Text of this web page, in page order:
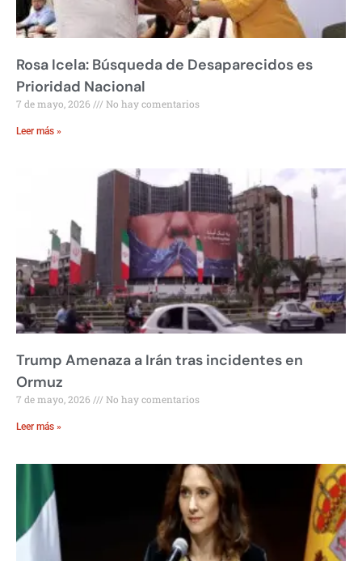
Rosa Icela: Búsqueda de Desaparecidos es
Prioridad Nacional
7 de mayo, 2026 No hay comentarios
Leer más »
Trump Amenaza a Irán tras incidentes en
Ormuz
7 de mayo, 2026 No hay comentarios
Leer más »